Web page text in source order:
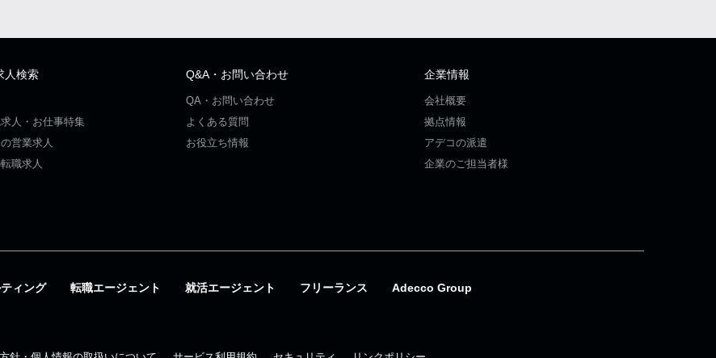
人検索
人・お仕事特集
営業求人
職求人
Q&A・お問い合わせ
QA・お問い合わせ
よくある質問
お役立ち情報
企業情報
会社概要
拠点情報
アデコの派遣
企業のご担当者様
ィング 転職エージェント 就活エージェント フリーランス Adecco Group